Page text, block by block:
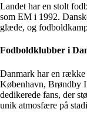
Landet har en stolt
som EM i 1992.
glæde, og
Fodboldklubber i
Danmark har en
København, Brøndby
dedikerede fans, der
unik atmosfære på